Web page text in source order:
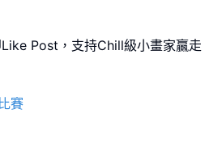
Post，支持Chill級小畫家贏走
賽